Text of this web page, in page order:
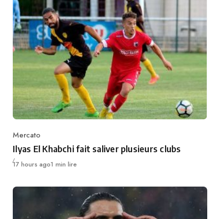
Category
Mercato
Ilyas El Khabchi fait saliver plusieurs clubs
Publié
17 hours ago1 min lire